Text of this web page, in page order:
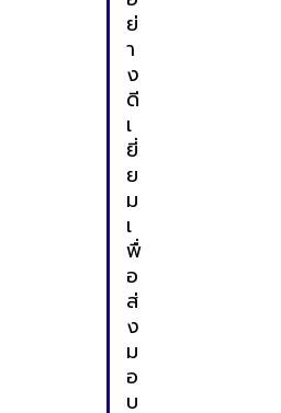
ย่
า
ง
ดี
เ
ยี่
ย
ม
เ
พื่
อ
ส่
ง
ม
อ
บ